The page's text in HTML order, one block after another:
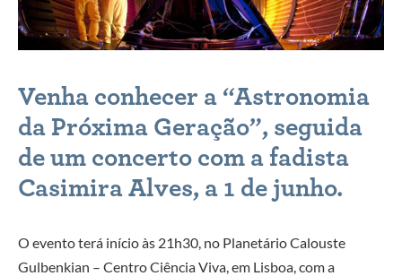
Venha conhecer a “Astronomia
da Próxima Geração”, seguida
de um concerto com a fadista
Casimira Alves, a 1 de junho.
O evento terá início às 21h30, no Planetário Calouste
Gulbenkian – Centro Ciência Viva, em Lisboa, com a